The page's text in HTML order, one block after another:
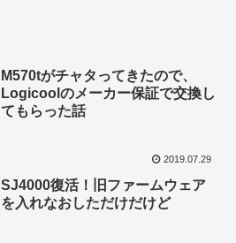
M570tがチャタってきたので、
Logicoolのメーカー保証で交換し
てもらった話
2019.07.29
SJ4000復活！旧ファームウェア
を入れなおしただけだけど